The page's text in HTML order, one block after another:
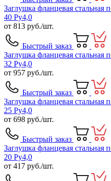
Заглушка фланцевая
40 Ру4,0
от 813 руб./шт.
Быстрый заказ
Заглушка фланцевая
32 Ру4,0
от 957 руб./шт.
Быстрый заказ
Заглушка фланцевая
25 Ру4,0
от 698 руб./шт.
Быстрый заказ
Заглушка фланцевая
20 Ру4,0
от 417 руб./шт.